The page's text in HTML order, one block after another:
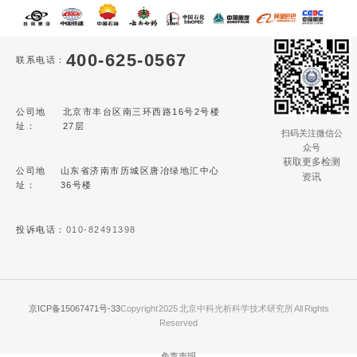
联系电话： 400-625-0567
公司地
址：
北京市丰台区南三环西路16号2号楼
27层
公司地
址：
山东省济南市历城区唐冶绿地汇中心
36号楼
投诉电话： 010-82491398
扫码关注微信公
众号
获取更多检测
资讯
京ICP备15067471号-33Copyright 2025 北京中科光析科学技术研究所 All Rights
Reserved